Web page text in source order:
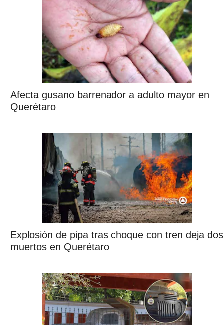
Afecta gusano barrenador a adulto mayor en
Querétaro
Explosión de pipa tras choque con tren deja dos
muertos en Querétaro